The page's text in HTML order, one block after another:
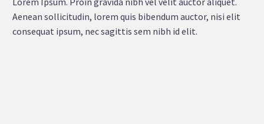
Aenean sollicitudin, lorem quis bibendum auctor, nisi elit
consequat ipsum, nec sagittis sem nibh id elit.